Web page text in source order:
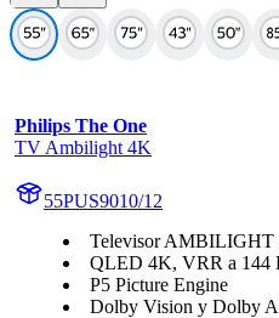
Philips The One
TV Ambilight 4K
55PUS9010/12
Televisor AMBILIGHT
QLED 4K, VRR a 144
P5 Picture Engine
Dolby Vision y Dolby